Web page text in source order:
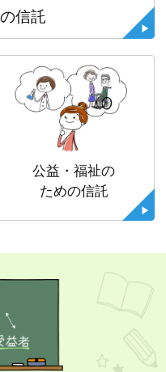
信託
公益・福祉の
ための信託